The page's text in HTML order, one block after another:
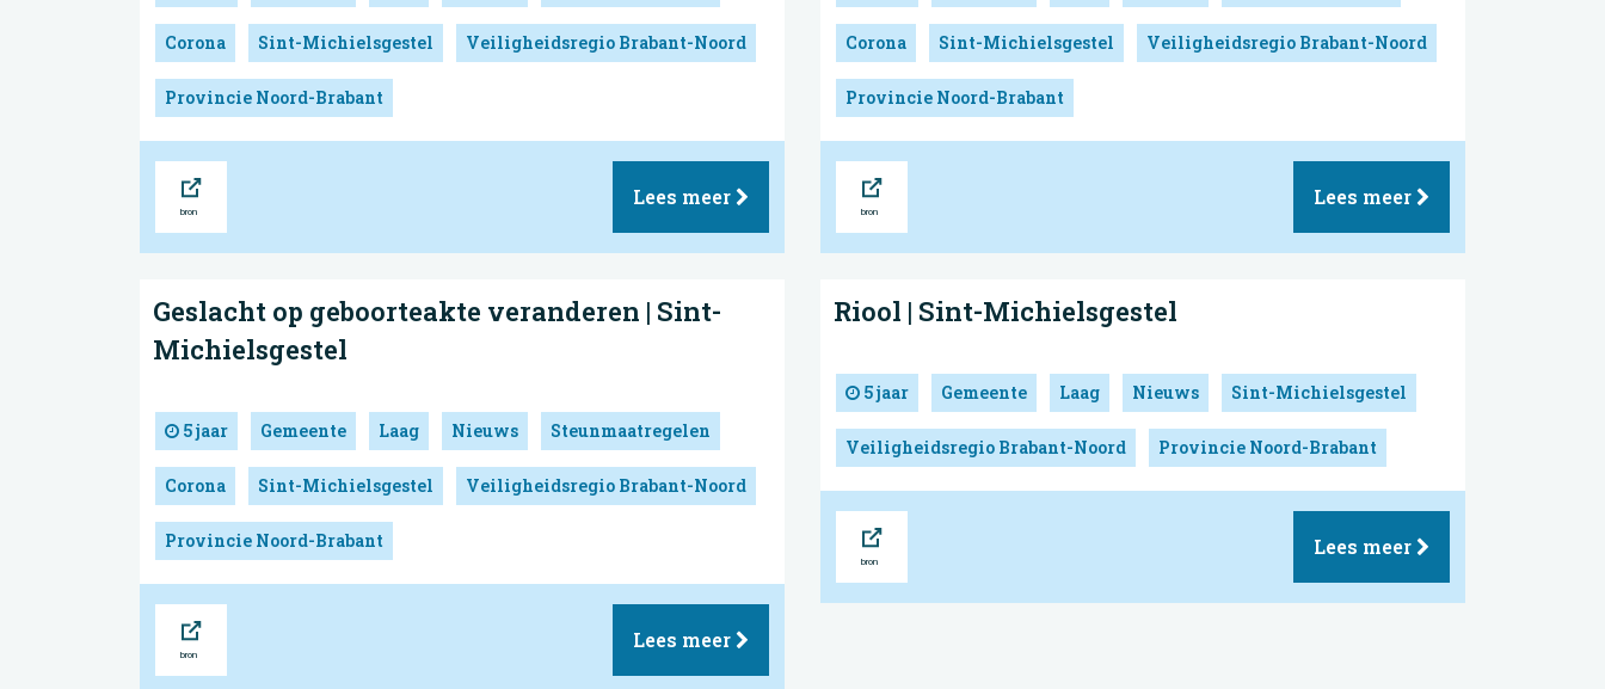
Corona Sint-Michielsgestel Veiligheidsregio Brabant-Noord
Provincie Noord-Brabant
Lees meer
Corona Sint-Michielsgestel Veiligheidsregio Brabant-Noord
Provincie Noord-Brabant
Lees meer
Geslacht op geboorteakte veranderen | Sint-
Michielsgestel
5 jaar Gemeente Laag Nieuws Steunmaatregelen
Corona Sint-Michielsgestel Veiligheidsregio Brabant-Noord
Provincie Noord-Brabant
Lees meer
Riool | Sint-Michielsgestel
5 jaar Gemeente Laag Nieuws Sint-Michielsgestel
Veiligheidsregio Brabant-Noord Provincie Noord-Brabant
Lees meer